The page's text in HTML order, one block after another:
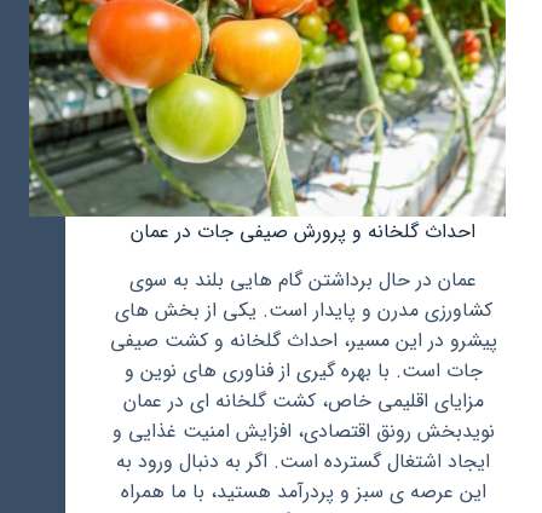
احداث گلخانه و پرورش صیفی جات در عمان
عمان در حال برداشتن گام هایی بلند به سوی
کشاورزی مدرن و پایدار است. یکی از بخش های
پیشرو در این مسیر، احداث گلخانه و کشت صیفی
جات است. با بهره گیری از فناوری های نوین و
مزایای اقلیمی خاص، کشت گلخانه ای در عمان
نویدبخش رونق اقتصادی، افزایش امنیت غذایی و
ایجاد اشتغال گسترده است. اگر به دنبال ورود به
این عرصه ی سبز و پردرآمد هستید، با ما همراه